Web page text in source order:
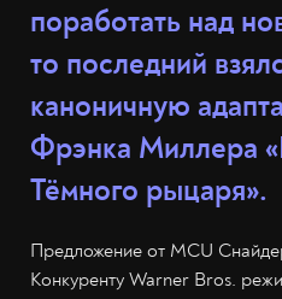
поработать над
то последний
каноничную
Фрэнка Миллера
Тёмного рыцаря».
Предложение от MCU
Конкуренту Warner Bros.